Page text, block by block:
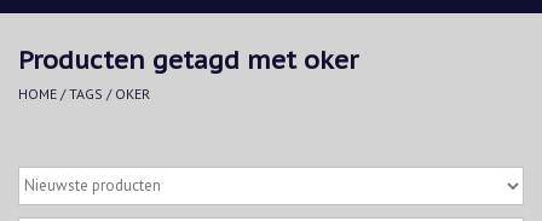
Accessoires
Producten getagd met oker
HOME /TAGS / OKER